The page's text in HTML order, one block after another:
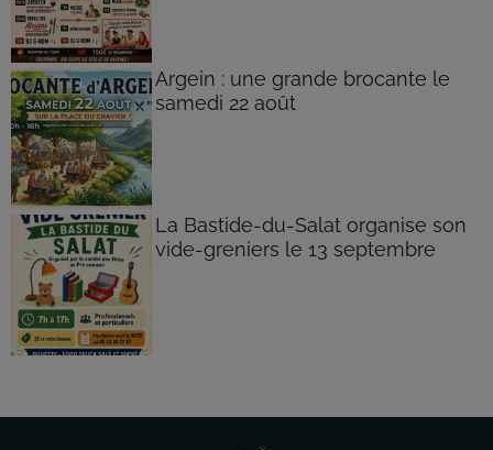
Argein : une grande brocante le
samedi 22 août
La Bastide-du-Salat organise son
vide-greniers le 13 septembre